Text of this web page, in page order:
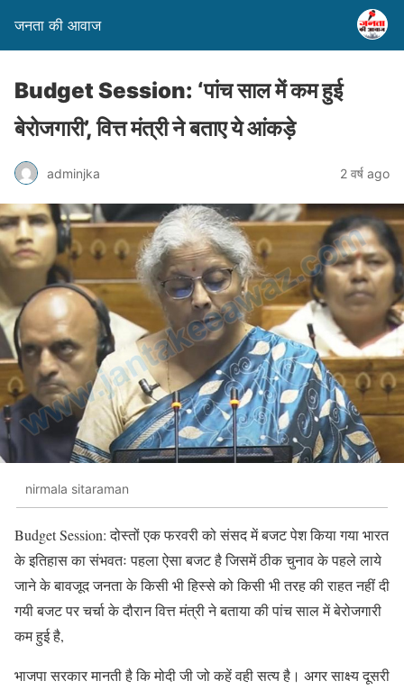
जनता की आवाज
Budget Session: ‘पांच साल में कम हुई
बेरोजगारी’, वित्त मंत्री ने बताए ये आंकड़े
adminjka 2 वर्ष ago
nirmala sitaraman
Budget Session: दोस्तों एक फरवरी को संसद में बजट पेश किया गया भारत
के इतिहास का संभवतः पहला ऐसा बजट है जिसमें ठीक चुनाव के पहले लाये
जाने के बावजूद जनता के किसी भी हिस्से को किसी भी तरह की राहत नहीं दी
गयी बजट पर चर्चा के दौरान वित्त मंत्री ने बताया की पांच साल में बेरोजगारी
कम हुई है,
भाजपा सरकार मानती है कि मोदी जी जो कहें वही सत्य है। अगर साक्ष्य दूसरी